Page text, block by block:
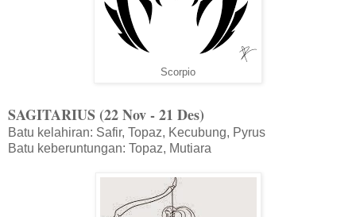
Scorpio
SAGITARIUS (22 Nov - 21 Des)
Batu kelahiran: Safir, Topaz, Kecubung, Pyrus
Batu keberuntungan: Topaz, Mutiara